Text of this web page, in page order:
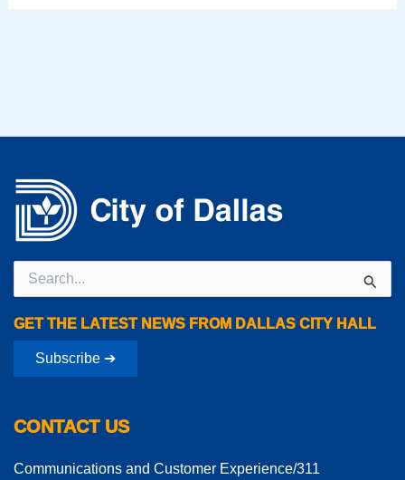
for:
GET THE LATEST NEWS FROM DALLAS CITY HALL
Subscribe ➔
CONTACT US
Communications and Customer Experience/311